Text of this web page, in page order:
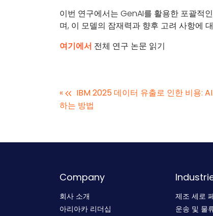
이번 연구에서는 GenAI를 활용한 포괄적
며, 이 모델의 잠재력과 향후 고려 사항에
여기에서 전체 연구 논문 읽기
«
IBM 2025 데이터 유출로 인한 비용:
하는 방법
Company
회사 소개
아리아카 리더십
제조 세로
운송 및 물